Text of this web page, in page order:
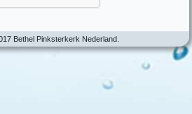
Bethel Pinksterkerk Nederland.